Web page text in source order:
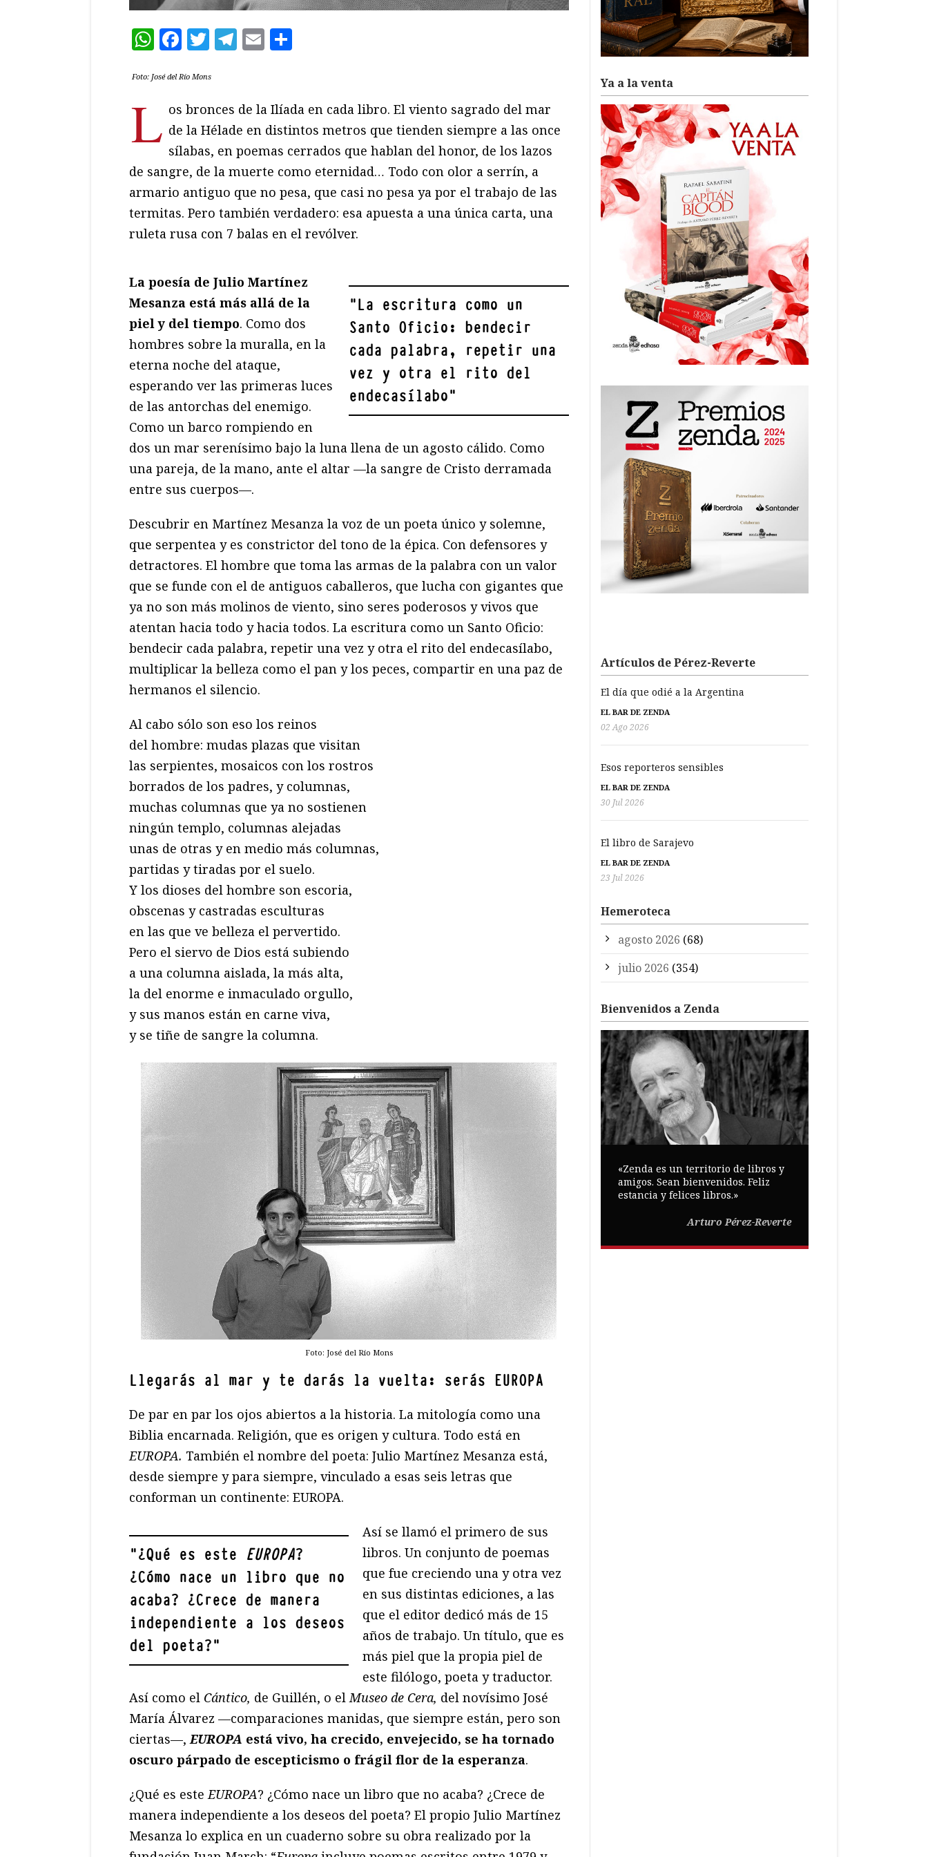
WhatsApp
Facebook
Twitter
Telegram
Email
Foto: José del Río Mons
L os bronces de la Ilíada en cada libro. El viento sagrado del mar
de la Hélade en distintos metros que tienden siempre a las once
sílabas, en poemas cerrados que hablan del honor, de los lazos
de sangre, de la muerte como eternidad… Todo con olor a serrín, a
armario antiguo que no pesa, que casi no pesa ya por el trabajo de las
termitas. Pero también verdadero: esa apuesta a una única carta, una
ruleta rusa con 7 balas en el revólver.
"La escritura como un
Santo Oficio: bendecir
cada palabra, repetir una
vez y otra el rito del
endecasílabo"
La poesía de Julio Martínez
Mesanza está más allá de la
piel y del tiempo. Como dos
hombres sobre la muralla, en la
eterna noche del ataque,
esperando ver las primeras luces
de las antorchas del enemigo.
Como un barco rompiendo en
dos un mar serenísimo bajo la luna llena de un agosto cálido. Como
una pareja, de la mano, ante el altar —la sangre de Cristo derramada
entre sus cuerpos—.
Descubrir en Martínez Mesanza la voz de un poeta único y solemne,
que serpentea y es constrictor del tono de la épica. Con defensores y
detractores. El hombre que toma las armas de la palabra con un valor
que se funde con el de antiguos caballeros, que lucha con gigantes que
ya no son más molinos de viento, sino seres poderosos y vivos que
atentan hacia todo y hacia todos. La escritura como un Santo Oficio:
bendecir cada palabra, repetir una vez y otra el rito del endecasílabo,
multiplicar la belleza como el pan y los peces, compartir en una paz de
hermanos el silencio.
Al cabo sólo son eso los reinos
del hombre: mudas plazas que visitan
las serpientes, mosaicos con los rostros
borrados de los padres, y columnas,
muchas columnas que ya no sostienen
ningún templo, columnas alejadas
unas de otras y en medio más columnas,
partidas y tiradas por el suelo.
Y los dioses del hombre son escoria,
obscenas y castradas esculturas
en las que ve belleza el pervertido.
Pero el siervo de Dios está subiendo
a una columna aislada, la más alta,
la del enorme e inmaculado orgullo,
y sus manos están en carne viva,
y se tiñe de sangre la columna.
Foto: José del Río Mons
Llegarás al mar y te darás la vuelta: serás EUROPA
De par en par los ojos abiertos a la historia. La mitología como una
Biblia encarnada. Religión, que es origen y cultura. Todo está en
EUROPA. También el nombre del poeta: Julio Martínez Mesanza está,
desde siempre y para siempre, vinculado a esas seis letras que
conforman un continente: EUROPA.
"¿Qué es este EUROPA?
¿Cómo nace un libro que no
acaba? ¿Crece de manera
independiente a los deseos
del poeta?"
Así se llamó el primero de sus
libros. Un conjunto de poemas
que fue creciendo una y otra vez
en sus distintas ediciones, a las
que el editor dedicó más de 15
años de trabajo. Un título, que es
más piel que la propia piel de
este filólogo, poeta y traductor.
Así como el Cántico, de Guillén, o elMuseo de Cera, del novísimo José
María Álvarez —comparaciones manidas, que siempre están, pero son
ciertas—,EUROPA está vivo, ha crecido, envejecido, se ha tornado
oscuro párpado de escepticismo o frágil flor de la esperanza.
¿Qué es esteEUROPA? ¿Cómo nace un libro que no acaba? ¿Crece de
manera independiente a los deseos del poeta? El propio Julio Martínez
Mesanza lo explica en un cuaderno sobre su obra realizado por la
Ya a la venta
Artículos de Pérez-Reverte
El día que odié a la Argentina
EL BAR DE ZENDA
02 Ago 2026
Esos reporteros sensibles
EL BAR DE ZENDA
30 Jul 2026
El libro de Sarajevo
EL BAR DE ZENDA
23 Jul 2026
Hemeroteca
agosto 2026 (68)
julio 2026 (354)
Bienvenidos a Zenda
«Zenda es un territorio de libros y
amigos. Sean bienvenidos. Feliz
estancia y felices libros.»
Arturo Pérez-Reverte